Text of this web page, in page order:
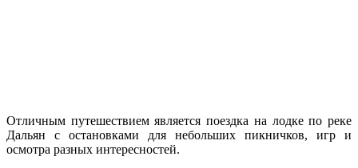
Отличным путешествием является поездка на лодке по реке
Дальян с остановками для небольших пикничков, игр и
осмотра разных интересностей.